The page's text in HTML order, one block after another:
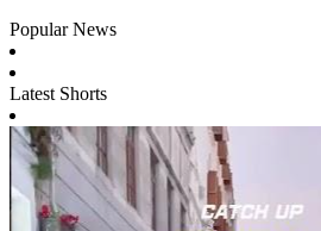
Popular News
Latest Shorts